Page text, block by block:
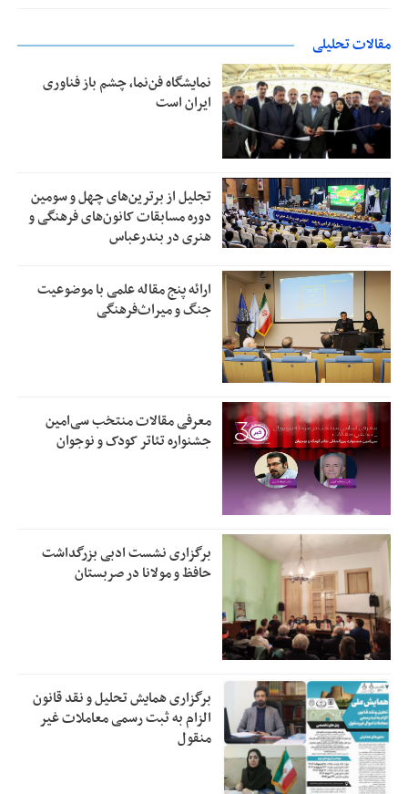
مقالات تحلیلی
نمایشگاه فن‌نما، چشم باز فناوری
ایران است
تجلیل از بر‌ترین‌های چهل و سومین
دوره مسابقات کانون‌های فرهنگی و
هنری در بندرعباس
ارائه پنج مقاله علمی با موضوعیت
جنگ و میراث‌فرهنگی
معرفی مقالات منتخب سی‌امین
جشنواره تئاتر کودک و نوجوان
برگزاری نشست ادبی بزرگداشت
حافظ و مولانا در صربستان
برگزاری همایش تحلیل و نقد قانون
الزام به ثبت رسمی معاملات غیر
منقول